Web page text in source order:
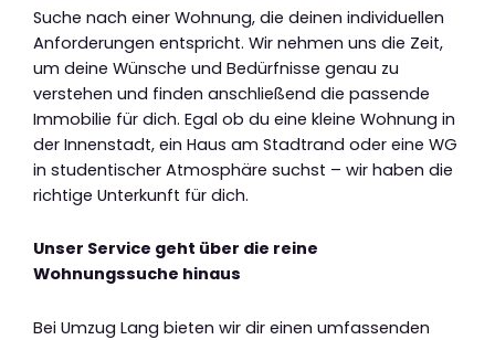
Suche nach einer Wohnung, die deinen individuellen
Anforderungen entspricht. Wir nehmen uns die Zeit,
um deine Wünsche und Bedürfnisse genau zu
verstehen und finden anschließend die passende
Immobilie für dich. Egal ob du eine kleine Wohnung in
der Innenstadt, ein Haus am Stadtrand oder eine WG
in studentischer Atmosphäre suchst – wir haben die
richtige Unterkunft für dich.
Unser Service geht über die reine
Wohnungssuche hinaus
Bei Umzug Lang bieten wir dir einen umfassenden